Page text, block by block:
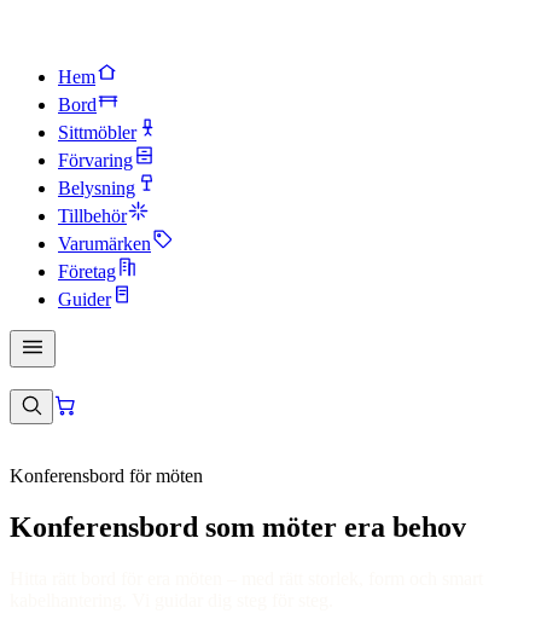
Hem
Bord
Sittmöbler
Förvaring
Belysning
Tillbehör
Varumärken
Företag
Guider
Konferensbord för möten
Konferensbord som möter era behov